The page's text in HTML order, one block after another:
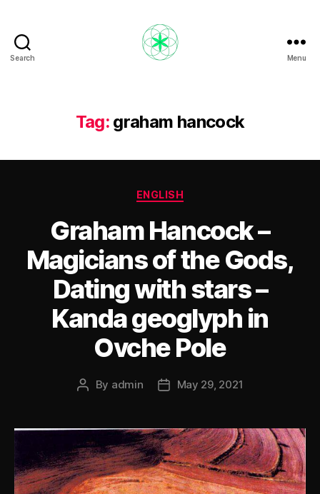
Search Menu
Tag: graham hancock
Categories
ENGLISH
Graham Hancock –
Magicians of the Gods,
Dating with stars –
Kanda geoglyph in
Ovche Pole
Post
By admin
PostMay 29, 2021